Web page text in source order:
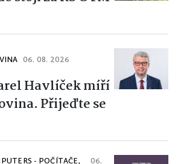
06. 08. 2026
Havlíček míří
Přijeďte se